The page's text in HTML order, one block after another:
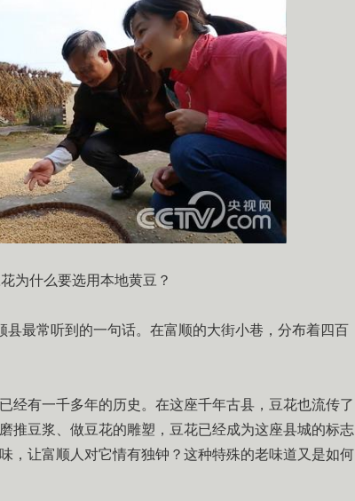
为什么要选用本地黄豆？
最常听到的一句话。在富顺的大街小巷，分布着四百
有一千多年的历史。在这座千年古县，豆花也流传了
推豆浆、做豆花的雕塑，豆花已经成为这座县城的标志
，让富顺人对它情有独钟？这种特殊的老味道又是如何